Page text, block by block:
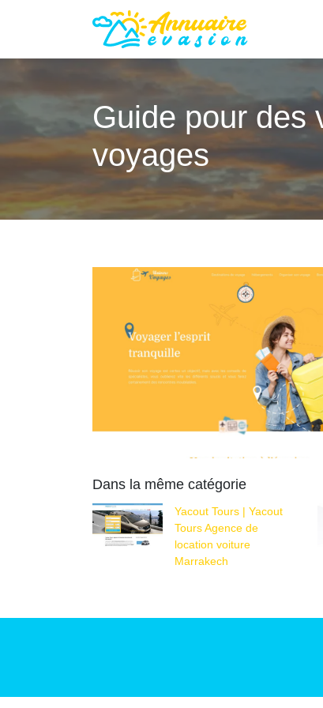
Guide pour des
voyages
Dans la même catégorie
Yacout Tours | Yacout
Tours Agence de
location voiture
Marrakech